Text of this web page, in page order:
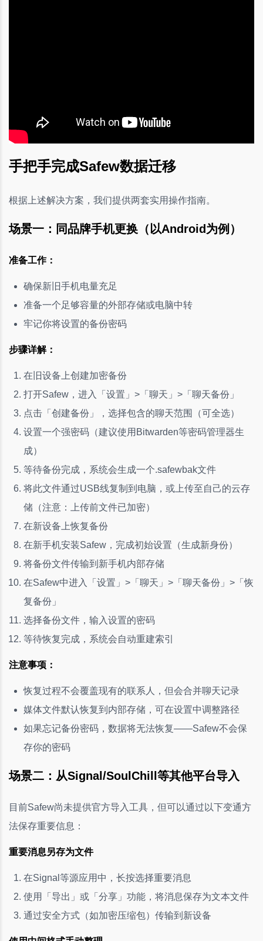
手把手完成Safew数据迁移
根据上述解决方案，我们提供两套实用操作指南。
场景一：同品牌手机更换（以Android为例）
准备工作：
确保新旧手机电量充足
准备一个足够容量的外部存储或电脑中转
牢记你将设置的备份密码
步骤详解：
在旧设备上创建加密备份
打开Safew，进入「设置」>「聊天」>「聊天备份」
点击「创建备份」，选择包含的聊天范围（可全选）
设置一个强密码（建议使用Bitwarden等密码管理器生
成）
等待备份完成，系统会生成一个.safewbak文件
将此文件通过USB线复制到电脑，或上传至自己的云存
储（注意：上传前文件已加密）
在新设备上恢复备份
在新手机安装Safew，完成初始设置（生成新身份）
将备份文件传输到新手机内部存储
在Safew中进入「设置」>「聊天」>「聊天备份」>「恢
复备份」
选择备份文件，输入设置的密码
等待恢复完成，系统会自动重建索引
注意事项：
恢复过程不会覆盖现有的联系人，但会合并聊天记录
媒体文件默认恢复到内部存储，可在设置中调整路径
如果忘记备份密码，数据将无法恢复——Safew不会保
存你的密码
场景二：从Signal/SoulChill等其他平台导入
目前Safew尚未提供官方导入工具，但可以通过以下变通方
法保存重要信息：
重要消息另存为文件
在Signal等源应用中，长按选择重要消息
使用「导出」或「分享」功能，将消息保存为文本文件
通过安全方式（如加密压缩包）传输到新设备